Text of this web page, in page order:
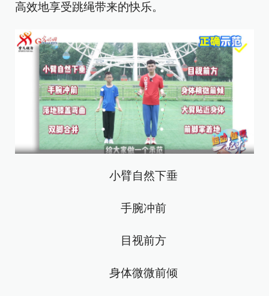
高效地享受跳绳带来的快乐。
小臂自然下垂
手腕冲前
目视前方
身体微微前倾